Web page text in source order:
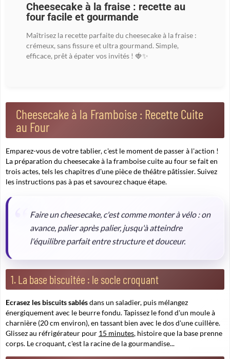
Cheesecake à la fraise : recette au
four facile et gourmande
Maîtrisez la recette parfaite du cheesecake à la fraise :
crémeux, sans fissure et ultra gourmand. Simple,
efficace, prêt à épater vos invités ! 🍓✨
Cheesecake à la Framboise : Recette Cuite
au Four
Emparez-vous de votre tablier, c'est le moment de passer à l'action !
La préparation du cheesecake à la framboise cuite au four se fait en
trois actes, tels les chapitres d'une pièce de théâtre pâtissier. Suivez
les instructions pas à pas et savourez chaque étape.
Faire un cheesecake, c'est comme monter à vélo : on
avance, palier après palier, jusqu'à atteindre
l'équilibre parfait entre structure et douceur.
1. La base biscuitée : le socle croquant
Ecrasez les biscuits sablésdans un saladier, puis mélangez
énergiquement avec le beurre fondu. Tapissez le fond d'un moule à
charnière (20 cm environ), en tassant bien avec le dos d'une cuillère.
Glissez au réfrigérateur pour 15 minutes, histoire que la base prenne
corps. Le croquant, c'est la racine de la gourmandise...